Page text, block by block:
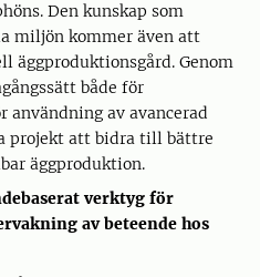
Den kunskap som
miljön kommer även att
äggproduktionsgård. Genom
både för
av avancerad
projekt att bidra till bättre
äggproduktion.
verktyg för
av beteende hos